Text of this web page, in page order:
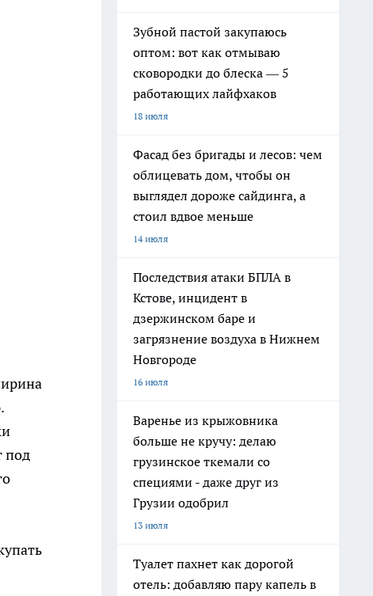
под
Зубной пастой закупаюсь
оптом: вот как отмываю
сковородки до блеска — 5
работающих лайфхаков
18 июля
Фасад без бригады и лесов: чем
облицевать дом, чтобы он
выглядел дороже сайдинга, а
стоил вдвое меньше
14 июля
Последствия атаки БПЛА в
Кстове, инцидент в
дзержинском баре и
загрязнение воздуха в Нижнем
Новгороде
16 июля
Варенье из крыжовника
больше не кручу: делаю
грузинское ткемали со
специями - даже друг из
Грузии одобрил
13 июля
Туалет пахнет как дорогой
отель: добавляю пару капель в